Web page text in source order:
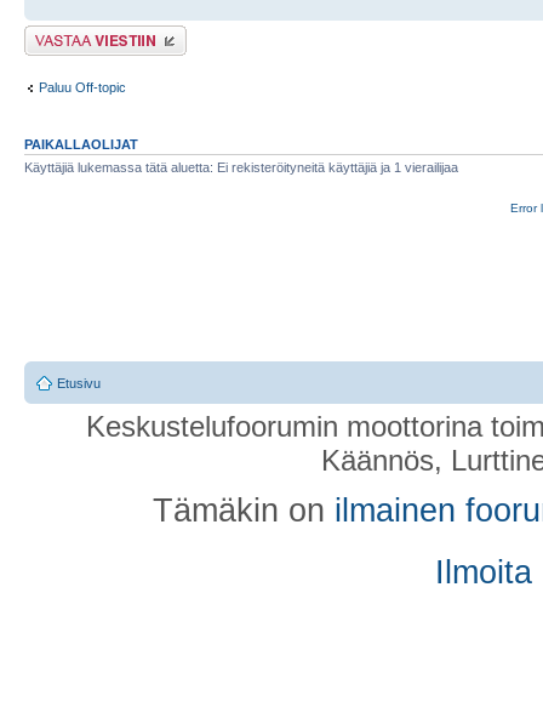
Lähetä vastaus
Paluu Off-topic
PAIKALLAOLIJAT
Käyttäjiä lukemassa tätä aluetta: Ei rekisteröityneitä käyttäjiä ja 1 vierailijaa
Error
Etusivu
Keskustelufoorumin moottorina
Käännös,
Tämäkin on ilmainen